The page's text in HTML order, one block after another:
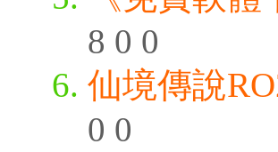
8 0 0
仙境傳說
0 0